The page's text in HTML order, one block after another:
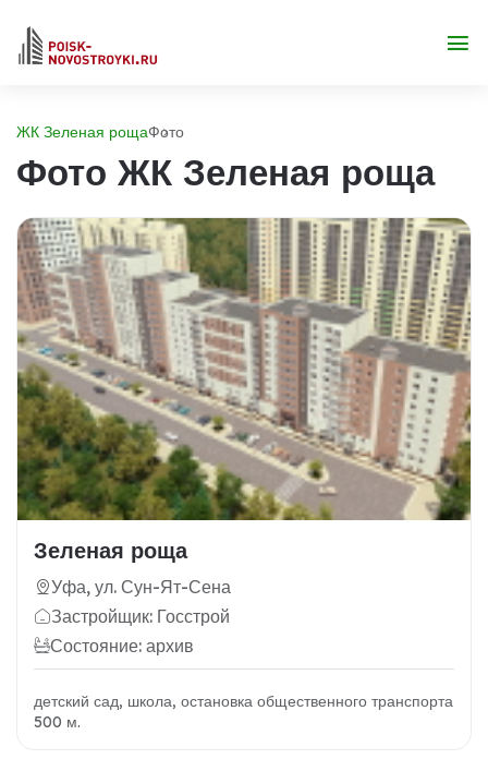
ЖК Зеленая рощаФото
Фото ЖК Зеленая роща
Зеленая роща
Уфа, ул. Сун-Ят-Сена
Застройщик: Госстрой
Состояние: архив
детский сад, школа, остановка общественного транспорта
500 м.